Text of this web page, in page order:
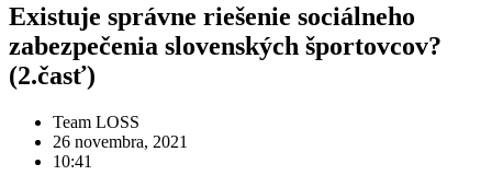
Existuje správne riešenie sociálneho
zabezpečenia slovenských športovcov?
(2.časť)
Team LOSS
26 novembra, 2021
10:41